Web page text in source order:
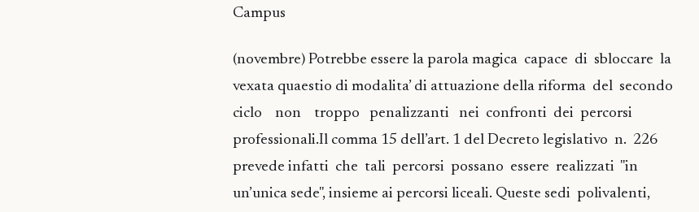
Campus
(novembre) Potrebbe essere la parola magica capace di sbloccare la
vexata quaestio di modalita’ di attuazione della riforma del secondo
ciclo non troppo penalizzanti nei confronti dei percorsi
professionali.Il comma 15 dell’art. 1 del Decreto legislativo n. 226
prevede infatti che tali percorsi possano essere realizzati "in
un’unica sede", insieme ai percorsi liceali. Queste sedi polivalenti,